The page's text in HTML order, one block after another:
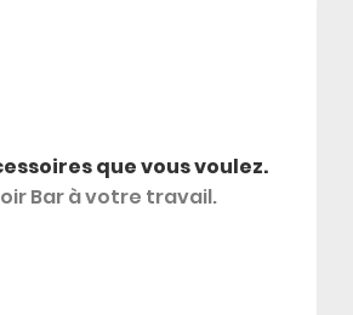
que vous voulez.
Bar à votre travail.